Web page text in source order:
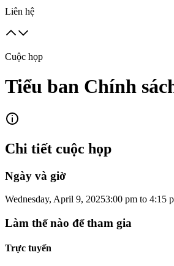
Liên hệ
Cuộc họp
Tiểu ban Chính
Chi tiết cuộc họp
Ngày và giờ
Wednesday, April 9, 20253:00 pm to 4:15
Làm thế nào để tham gia
Trực tuyến